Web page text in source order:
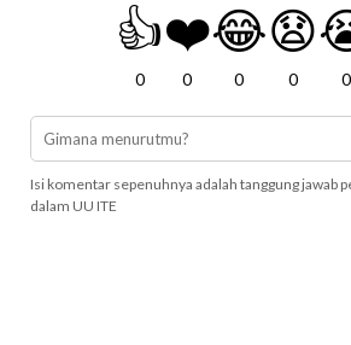
👍
0
❤️
0
😂
0
😧
0 0
Isi komentar sepenuhnya adalah tanggung jawab
dalam UU ITE